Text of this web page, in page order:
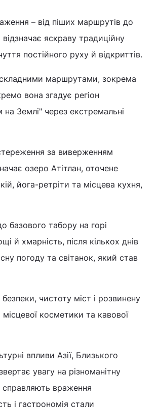
– від піших маршрутів до
яскраву традиційну
постійного руху й відкриттів.
маршрутами, зокрема
вона згадує регіон
Землі" через екстремальні
за виверженням
озеро Атітлан, оточене
йога-ретріти та місцева кухня,
базового табору на горі
хмарність, після кількох днів
погоду та світанок, який став
чистоту міст і розвинену
косметики та кавової
впливи Азії, Близького
увагу на різноманітну
враження
і гастрономія стали